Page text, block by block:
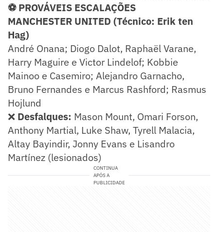
⚽ PROVÁVEIS ESCALAÇÕES
MANCHESTER UNITED (Técnico: Erik ten
Hag)
André Onana; Diogo Dalot, Raphaël Varane,
Harry Maguire e Victor Lindelof; Kobbie
Mainoo e Casemiro; Alejandro Garnacho,
Bruno Fernandes e Marcus Rashford; Rasmus
Hojlund
❌ Desfalques: Mason Mount, Omari Forson,
Anthony Martial, Luke Shaw, Tyrell Malacia,
Altay Bayindir, Jonny Evans e Lisandro
Martínez (lesionados)
CONTINUA
APÓS A
PUBLICIDADE